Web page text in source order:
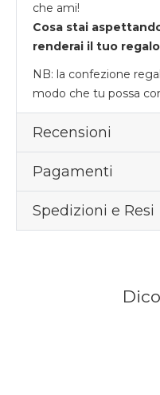
che ami!
Cosa stai
renderai il tuo
NB: la confezione
modo che tu possa
Recensioni
Pagamenti
Spedizioni e Resi